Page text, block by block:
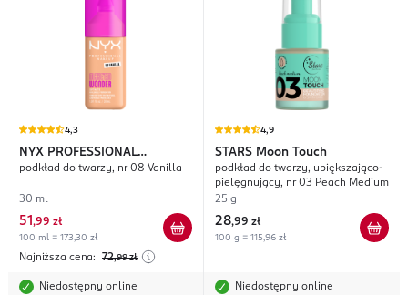
4,3
NYX PROFESSIONAL
MAKEUP Make'EM Wonder
podkład do twarzy, nr 08 Vanilla
30 ml
51 ,99 zł
100 ml = 173,30 zł
Najniższa cena: 72,99 zł
Niedostępny online
4,9
STARS Moon Touch
podkład do twarzy, upiększająco-
pielęgnujący, nr 03 Peach Medium
25 g
28,99 zł
100 g = 115,96 zł
Niedostępny online